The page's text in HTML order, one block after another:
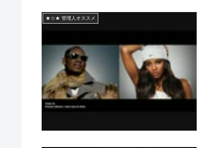
★☆★ 管理人オススメ